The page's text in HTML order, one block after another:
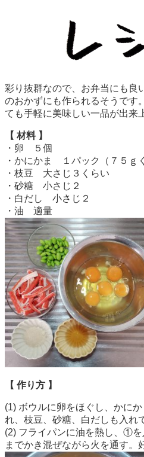
彩り抜群なので、お弁当にも良
のおかずにも作られるそうです
ても手軽に美味しい一品が出来
【 材料 】
・卵 ５個
・かにかま １パック（７５ｇ
・枝豆 大さじ３くらい
・砂糖 小さじ２
・白だし 小さじ２
・油 適量
【 作り方 】
(1) ボウルに卵をほぐし、かに
れ、枝豆、砂糖、白だしも入れ
(2) フライパンに油を熱し、①
までかき混ぜながら火を通す。